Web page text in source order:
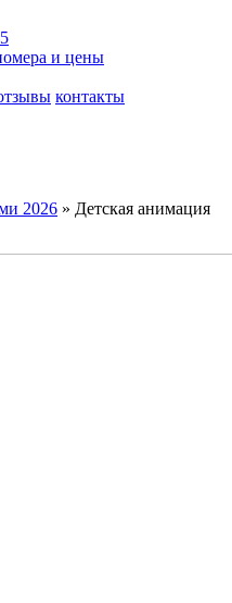
и цены
контакты
2026 » Детская анимация